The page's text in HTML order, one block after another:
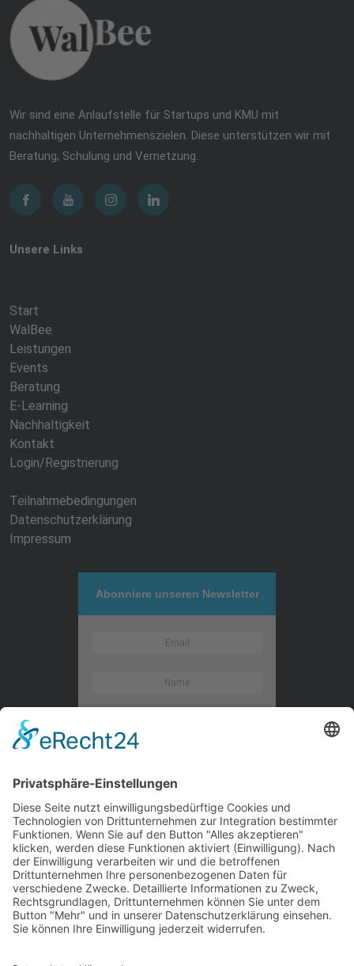
Wir sind eine Anlaufstelle für Startups und KMU mit
nachhaltigen Unternehmenszielen. Diese unterstützen wir mit
Beratung, Schulung und Vernetzung.
Unsere Links
Start
WalBee
Leistungen
Events
Beratung
E-Learning
Nachhaltigkeit
Kontakt
Login/Registrierung
Teilnahmebedingungen
Datenschutzerklärung
Impressum
Abonniere unseren Newsletter
Kontaktieren Sie uns
WalBee
Bizzmade GmbH
Gießereistraße 29
83022 Rosenheim
Tel.:+49 8031 282 09 50